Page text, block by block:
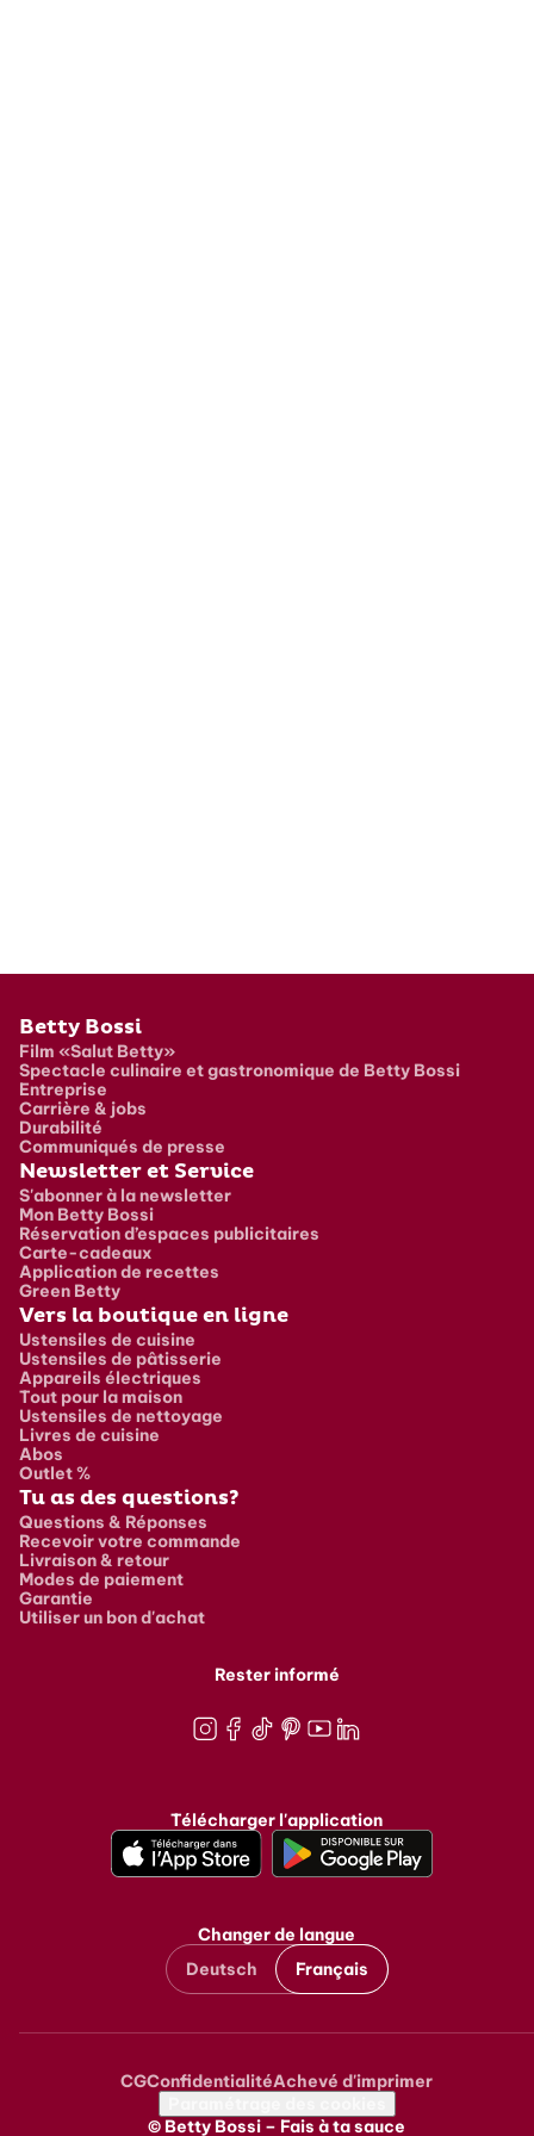
Pied de page
Betty Bossi
Film «Salut Betty»
Spectacle culinaire et gastronomique de Betty Bossi
Entreprise
Carrière & jobs
Durabilité
Communiqués de presse
Newsletter et Service
S'abonner à la newsletter
Mon Betty Bossi
Réservation d’espaces publicitaires
Carte-cadeaux
Application de recettes
Green Betty
Vers la boutique en ligne
Ustensiles de cuisine
Ustensiles de pâtisserie
Appareils électriques
Tout pour la maison
Ustensiles de nettoyage
Livres de cuisine
Abos
Outlet %
Tu as des questions?
Questions & Réponses
Recevoir votre commande
Livraison & retour
Modes de paiement
Garantie
Utiliser un bon d'achat
Rester informé
Télécharger l'application
Changer de langue
Deutsch
Français
Metanavigation
CGConfidentialitéAchevé d'imprimer
© Betty Bossi – Fais à ta sauce